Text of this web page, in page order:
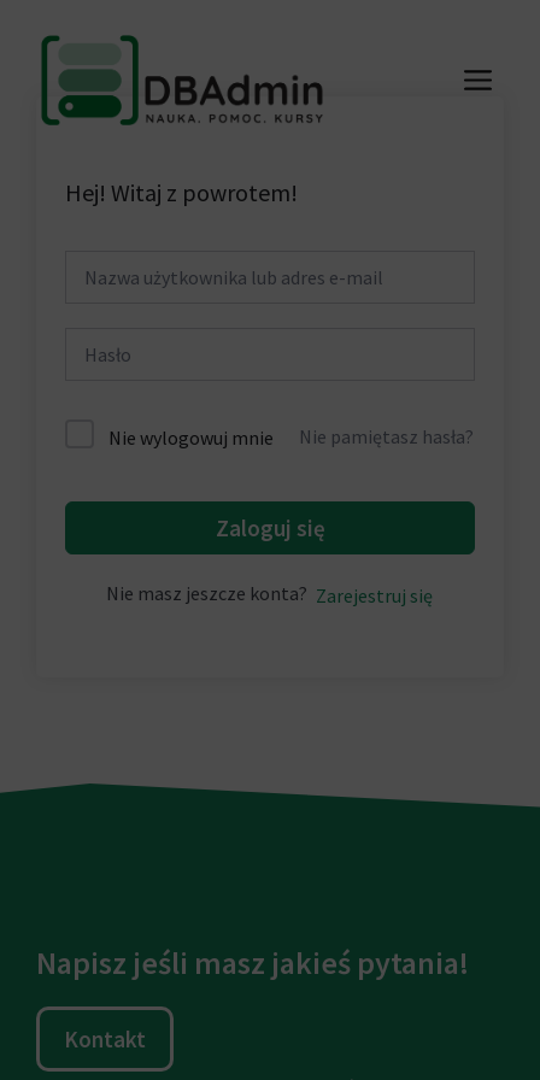
Hej! Witaj z powrotem!
Nie wylogowuj mnie Nie pamiętasz hasła?
Zaloguj się
Nie masz jeszcze konta? Zarejestruj się
Napisz jeśli masz jakieś pytania!
Kontakt